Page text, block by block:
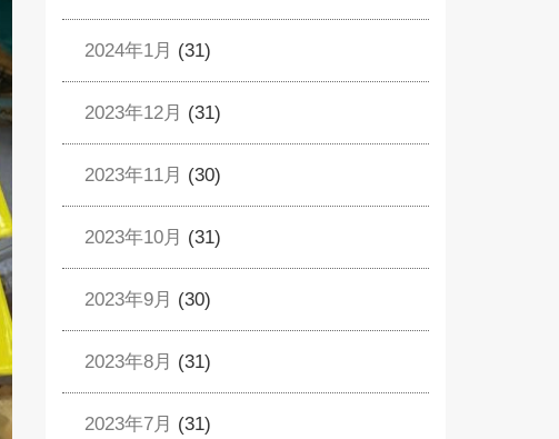
2024年1月 (31)
2023年12月 (31)
2023年11月 (30)
2023年10月 (31)
2023年9月 (30)
2023年8月 (31)
2023年7月 (31)